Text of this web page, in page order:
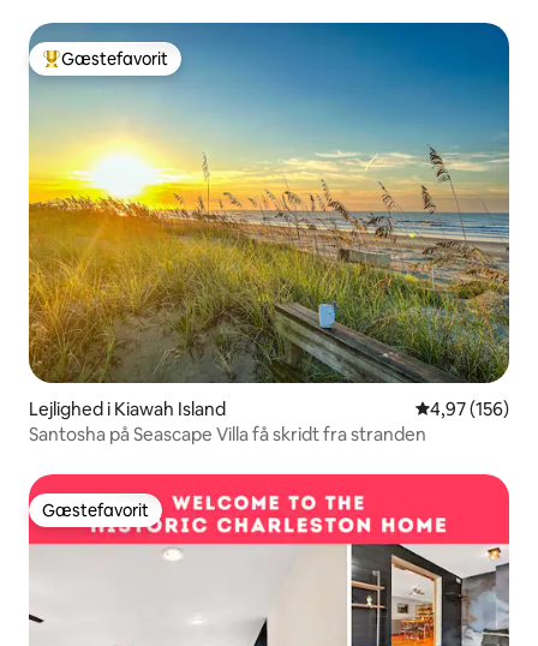
Bedste gæstefavorit
Gæstefavorit
Lejlighed i Kiawah Island 4,97 ud af 5 i
4,97 (156)
Santosha på Seascape Villa få skridt fra stranden
Gæstefavorit
Gæstefavorit